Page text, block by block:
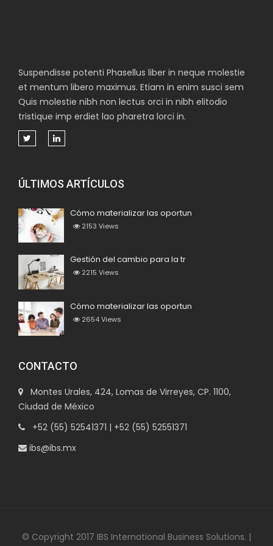
Suspendisse potenti Phasellus liber in neque molestie
et mentum libero maximus. Etiam in enim susci sem
Quis molestie nibh non lectus orci in nibh elitodio
tristique imp erdiet lao pharetra lorci in.
ÚLTIMOS ARTÍCULOS
Cómo materializar las oportun
2153 Views
Gestión del cambio para la tr
2215 Views
Cómo materializar las oportun
2654Views
CONTACTO
Montes Urales, 424, Lomas de Virreyes, CP. 1100,
Ciudad de México
+52 (55) 52541371 | +52 (55) 52551371
ibs@ibs.mx
© Copyright 2017 IBS International Business Solutions. |